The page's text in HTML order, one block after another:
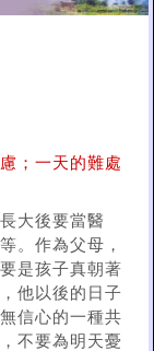
；一天的難處
大後要當醫
。作為父母，
是孩子真朝著
他以後的日子
信心的一種共
不要為明天憂